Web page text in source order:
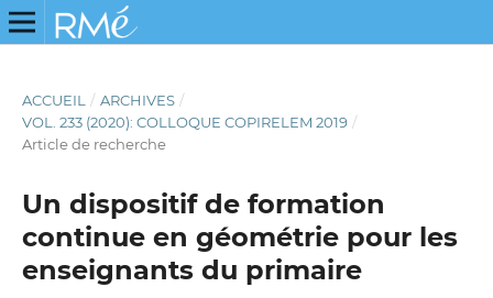
ACCUEIL / ARCHIVES /
VOL. 233 (2020): COLLOQUE COPIRELEM 2019 /
Article de recherche
Un dispositif de formation
continue en géométrie pour les
enseignants du primaire